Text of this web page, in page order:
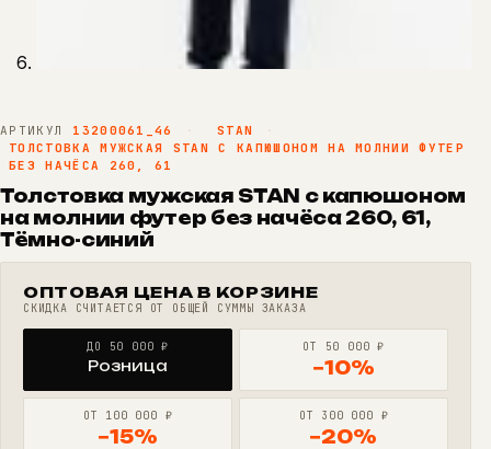
АРТИКУЛ 13200061_46 · STAN
·
ТОЛСТОВКА МУЖСКАЯ STAN С КАПЮШОНОМ НА МОЛНИИ ФУТЕР
БЕЗ НАЧЁСА 260, 61
Толстовка мужская STAN с капюшоном
на молнии футер без начёса 260, 61,
Тёмно-синий
ОПТОВАЯ ЦЕНА В КОРЗИНЕ
СКИДКА СЧИТАЕТСЯ ОТ ОБЩЕЙ СУММЫ ЗАКАЗА
ДО 50 000 ₽
Розница
ОТ 50 000 ₽
−10%
ОТ 100 000 ₽
−15%
ОТ 300 000 ₽
−20%